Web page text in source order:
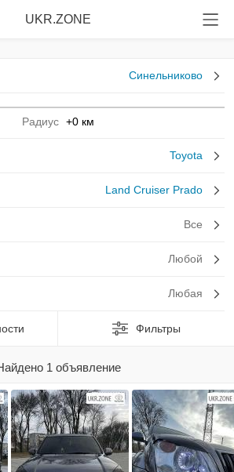
UKR.ZONE
Синельниково
Радиус +0 км
Toyota
Land Cruiser Prado
Все
Любой
Любая
Фильтры
1 объявление